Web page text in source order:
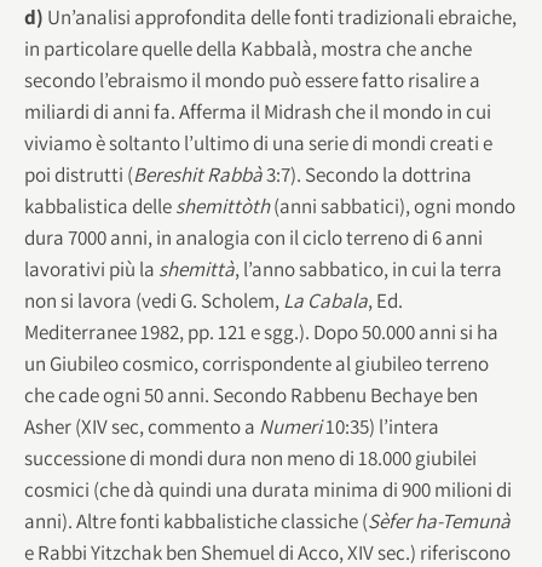
d) Un’analisi approfondita delle fonti tradizionali ebraiche,
in particolare quelle della Kabbalà, mostra che anche
secondo l’ebraismo il mondo può essere fatto risalire a
miliardi di anni fa. Afferma il Midrash che il mondo in cui
viviamo è soltanto l’ultimo di una serie di mondi creati e
poi distrutti (Bereshit Rabbà3:7). Secondo la dottrina
kabbalistica delleshemittòth(anni sabbatici), ogni mondo
dura 7000 anni, in analogia con il ciclo terreno di 6 anni
lavorativi più la shemittà, l’anno sabbatico, in cui la terra
non si lavora (vedi G. Scholem,La Cabala, Ed.
Mediterranee 1982, pp. 121 e sgg.). Dopo 50.000 anni si ha
un Giubileo cosmico, corrispondente al giubileo terreno
che cade ogni 50 anni. Secondo Rabbenu Bechaye ben
Asher (XIV sec, commento a Numeri10:35) l’intera
successione di mondi dura non meno di 18.000 giubilei
cosmici (che dà quindi una durata minima di 900 milioni di
anni). Altre fonti kabbalistiche classiche (Sèfer ha-Temunà
e Rabbi Yitzchak ben Shemuel di Acco, XIV sec.) riferiscono